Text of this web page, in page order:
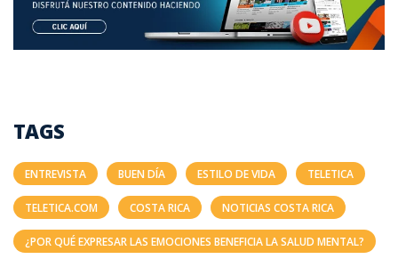
TAGS
ENTREVISTA BUEN DÍA ESTILO DE VIDA TELETICA
TELETICA.COM COSTA RICA NOTICIAS COSTA RICA
¿POR QUÉ EXPRESAR LAS EMOCIONES BENEFICIA LA SALUD MENTAL?